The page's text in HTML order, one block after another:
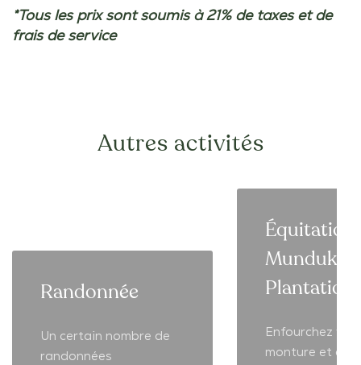
*Tous les prix sont soumis à 21% de taxes et de
frais de service
Autres activités
Randonnée
Un certain nombre de
randonnées
Équitation
Munduk
Plantation
Enfourchez
monture et